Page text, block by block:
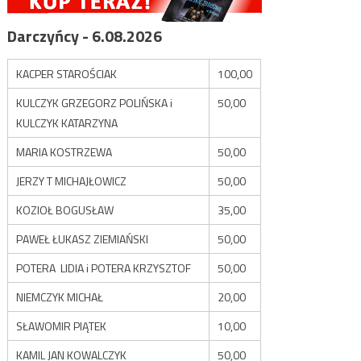
Darczyńcy - 6.08.2026
KACPER STAROŚCIAK
100,00
KULCZYK GRZEGORZ POLIŃSKA i
KULCZYK KATARZYNA
50,00
MARIA KOSTRZEWA
50,00
JERZY T MICHAJŁOWICZ
50,00
KOZIOŁ BOGUSŁAW
35,00
PAWEŁ ŁUKASZ ZIEMIAŃSKI
50,00
POTERA LIDIA i POTERA KRZYSZTOF
50,00
NIEMCZYK MICHAŁ
20,00
SŁAWOMIR PIĄTEK
10,00
KAMIL JAN KOWALCZYK
50,00